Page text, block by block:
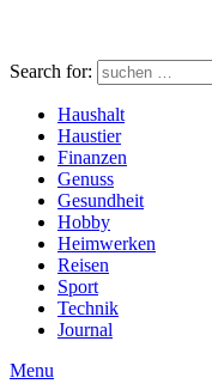
Search for:
Haushalt
Haustier
Finanzen
Genuss
Gesundheit
Hobby
Heimwerken
Reisen
Sport
Technik
Journal
Menu